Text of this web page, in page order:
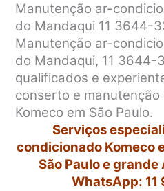
Manutenção ar-
do Mandaqui 11 3644-
Manutenção ar-
do Mandaqui, 11 3644-
qualificados e
conserto e
Komeco em São Paulo.
Serviços
condicionado Komeco
São Paulo e
WhatsApp: 11